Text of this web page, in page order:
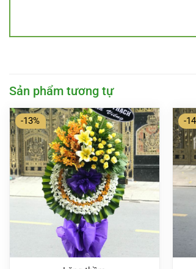
Sản phẩm tương tự
-13% -